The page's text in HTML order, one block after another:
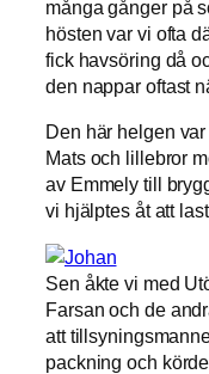
många gånger på
hösten var vi ofta
fick havsöring då
den nappar oftast
Den här helgen
Mats och lillebror
av Emmely till
vi hjälptes åt att
Sen åkte vi med
Farsan och de
att
packning och